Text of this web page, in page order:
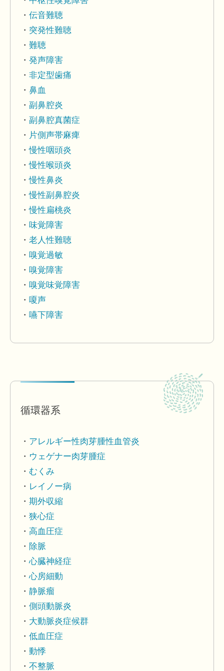
伝音難聴
突発性難聴
難聴
発声障害
非定型歯痛
鼻血
副鼻腔炎
副鼻腔真菌症
片側声帯麻痺
慢性咽頭炎
慢性喉頭炎
慢性鼻炎
慢性副鼻腔炎
慢性扁桃炎
味覚障害
老人性難聴
嗅覚過敏
嗅覚障害
嗅覚味覚障害
嗄声
嚥下障害
循環器系
アレルギー性肉芽腫性血管炎
ウェゲナー肉芽腫症
むくみ
レイノー病
期外収縮
狭心症
高血圧症
除脈
心臓神経症
心房細動
静脈瘤
側頭動脈炎
大動脈炎症候群
低血圧症
動悸
不整脈